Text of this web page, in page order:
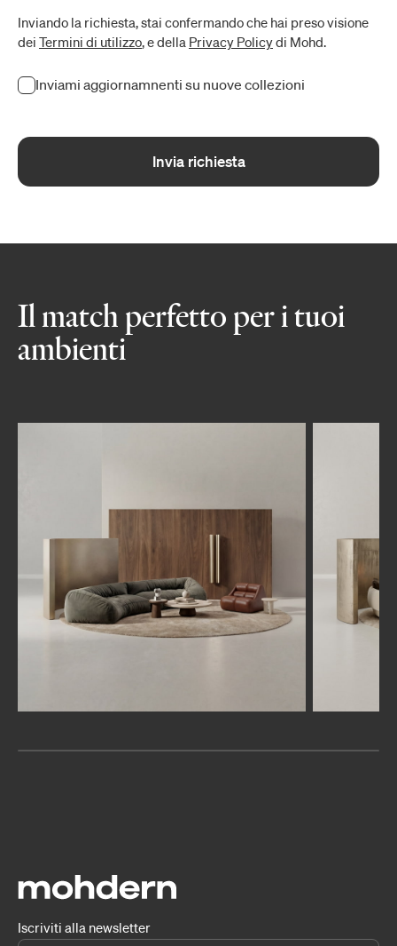
Inviando la richiesta, stai confermando che hai preso visione
dei Termini di utilizzo, e della Privacy Policydi Mohd.
Inviami aggiornamnenti su nuove collezioni
Invia richiesta
Il match perfetto per i tuoi
ambienti
Iscriviti alla newsletter